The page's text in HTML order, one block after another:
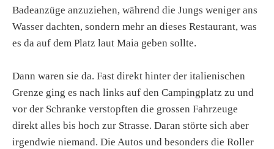
Badeanzüge anzuziehen, während die Jungs weniger ans
Wasser dachten, sondern mehr an dieses Restaurant, was
es da auf dem Platz laut Maia geben sollte.
Dann waren sie da. Fast direkt hinter der italienischen
Grenze ging es nach links auf den Campingplatz zu und
vor der Schranke verstopften die grossen Fahrzeuge
direkt alles bis hoch zur Strasse. Daran störte sich aber
irgendwie niemand. Die Autos und besonders die Roller